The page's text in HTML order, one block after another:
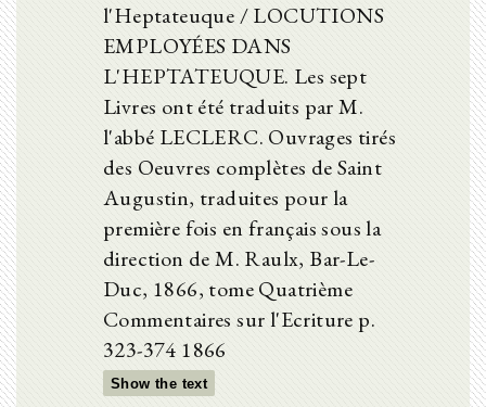
l'Heptateuque / LOCUTIONS
EMPLOYÉES DANS
L'HEPTATEUQUE. Les sept
Livres ont été traduits par M.
l'abbé LECLERC. Ouvrages tirés
des Oeuvres complètes de Saint
Augustin, traduites pour la
première fois en français sous la
direction de M. Raulx, Bar-Le-
Duc, 1866, tome Quatrième
Commentaires sur l'Ecriture p.
323-374 1866
Show the text